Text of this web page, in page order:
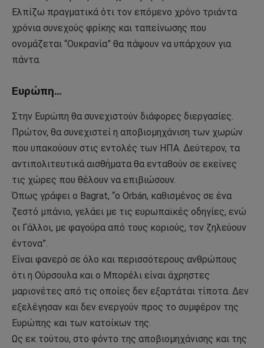
Ελπίζω πραγματικά ότι τον επόμενο χρόνο τριάντα
χρόνια συνεχούς φρίκης και ταπείνωσης που
ονομάζεται “Ουκρανία” θα πάψουν να υπάρχουν για
πάντα.
Ευρώπη…
Στην Ευρώπη θα συνεχιστούν διάφορες διεργασίες.
Πρώτον, θα συνεχιστεί η αποβιομηχάνιση των χωρών
που υπακούουν στις εντολές των ΗΠΑ. Δεύτερον, τα
αντιπολιτευτικά αισθήματα θα ενταθούν σε εκείνες
τις χώρες που θέλουν να επιβιώσουν.
Όπως γράφει ο Bagrat, “ο Orbán, καθισμένος σε ένα
ζεστό μπάνιο, γελάει με τις ευρωπαϊκές οδηγίες, ενώ
οι Γάλλοι, με φαγούρα από τους κοριούς, τον ζηλεύουν
έντονα”.
Είναι φανερό σε όλο και περισσότερους ανθρώπους
ότι η Ούρσουλα και ο Μπορέλι είναι άχρηστες
μαριονέτες από τις οποίες δεν εξαρτάται τίποτα. Δεν
εξελέγησαν και δεν ενεργούν προς το συμφέρον της
Ευρώπης και των κατοίκων της.
Ως εκ τούτου, στο φόντο της αποβιομηχάνισης και της